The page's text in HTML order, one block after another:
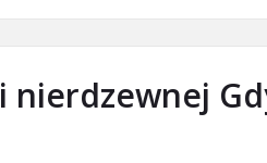
nierdzewnej